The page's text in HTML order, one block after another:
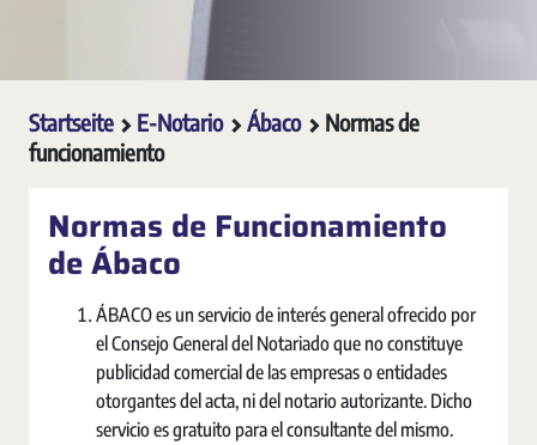
Startseite E-Notario Ábaco
Normas de
funcionamiento
Normas de Funcionamiento
de Ábaco
ÁBACO es un servicio de interés general ofrecido por
el Consejo General del Notariado que no constituye
publicidad comercial de las empresas o entidades
otorgantes del acta, ni del notario autorizante. Dicho
servicio es gratuito para el consultante del mismo.